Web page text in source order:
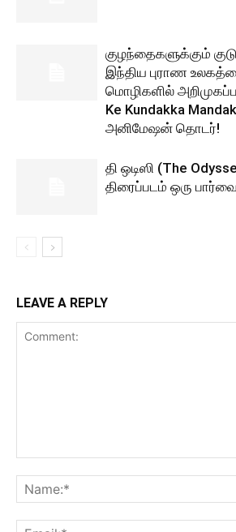
குழந்தைகளுக்கும்
இந்திய புராண
மொழிகளில்
Ke Kundakka
அனிமேஷன் தொடர்!
தி ஒடிஸி (The
திரைப்படம் ஒரு பார்வை
LEAVE A REPLY